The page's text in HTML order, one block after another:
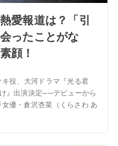
愛報道は？「引
ったことがな
顔！
役、大河ドラマ『光る君
』出演決定──デビューから
優・倉沢杏菜（くらさわ あ